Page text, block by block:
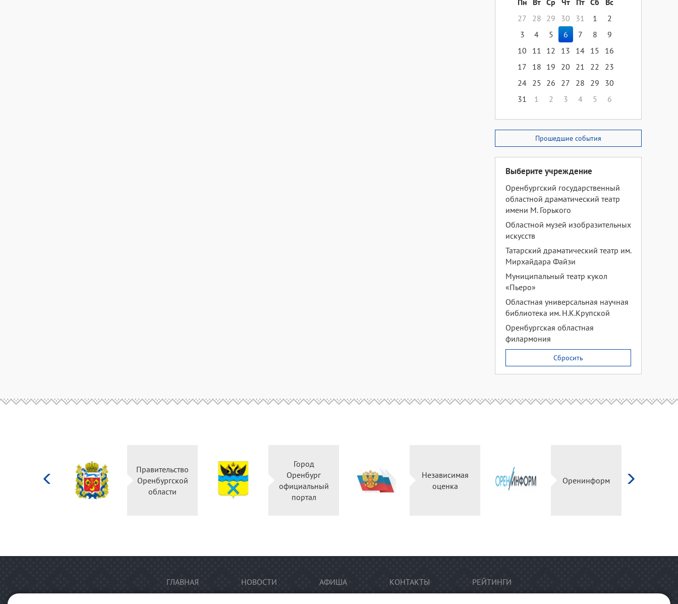
27
28 29 30 31 1
2
3
4 5 6 7 8
9
10
11 12 13 14 15
16
17
18 19 20 21 22
23
24 25 26 27 28 29
30
31
1 2 3 4 5 6
Прошедшие события
Выберите учреждение
Оренбургский государственный
областной драматический театр
имени М. Горького
Областной музей изобразительных
искусств
Татарский драматический театр им.
Мирхайдара Файзи
Муниципальный театр кукол
«Пьеро»
Областная универсальная научная
библиотека им. Н.К.Крупской
Оренбургская областная
филармония
Сбросить
Правительство
Оренбургской
области
Город
Оренбург
официальный
портал
Независимая
оценка
Оренинформ
ГЛАВНАЯ НОВОСТИ АФИША КОНТАКТЫ РЕЙТИНГИ